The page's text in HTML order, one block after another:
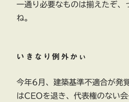
一通り必要なものは揃えたぞ、
ね。
いきなり例外かぃ
今年6月、建築基準不適合が発
はCEOを退き、代表権のない